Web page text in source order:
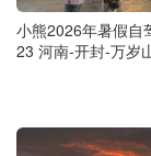
小熊2026年暑假自
23 河南-开封-万岁